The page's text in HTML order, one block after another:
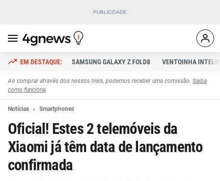
SAMSUNG GALAXY Z FOLD8 VENTOINHA
Ao comprar através dos nossos links, podemos receber uma comissão. Saiba
como funciona.
Notícias Smartphones
Oficial! Estes 2 telemóveis da
Xiaomi já têm data de lançamento
confirmada